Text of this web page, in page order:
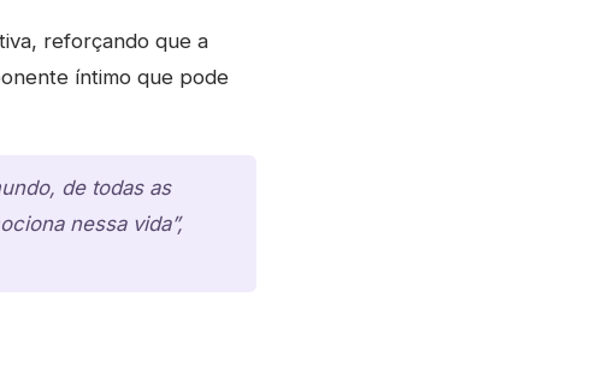
reforçando que a
íntimo que pode
de todas as
nessa vida”,